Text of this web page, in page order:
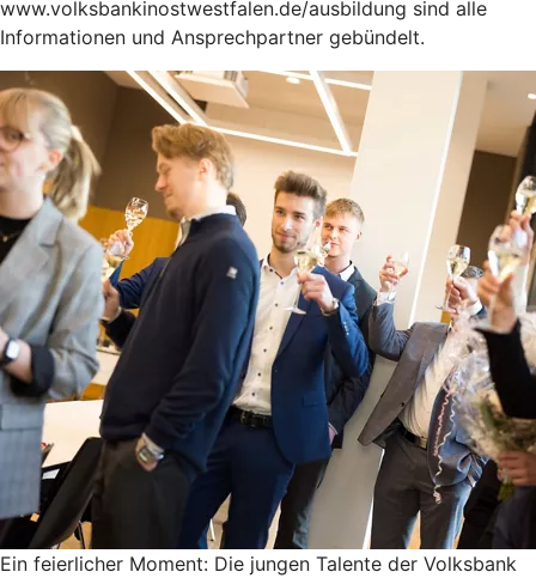
www.volksbankinostwestfalen.de/ausbildung sind alle
Informationen und Ansprechpartner gebündelt.
Ein feierlicher Moment: Die jungen Talente der Volksbank